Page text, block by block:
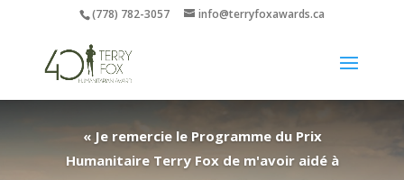
(778) 782-3057 info@terryfoxawards.ca
« Je remercie le Programme du Prix
Humanitaire Terry Fox de m'avoir aidé à